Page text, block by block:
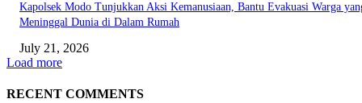
Kapolsek Modo Tunjukkan Aksi Kemanusiaan, Bantu Evakuasi Warga
Meninggal Dunia di Dalam Rumah
July 21, 2026
Load more
RECENT COMMENTS